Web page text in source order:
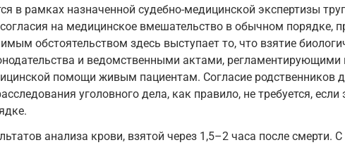
в рамках назначенной судебно-медицинской экспертизы
согласия на медицинское вмешательство в обычном
обстоятельством здесь выступает то, что взятие
и ведомственными актами,
помощи живым пациентам. Согласие родственников
уголовного дела, как правило, не требуется, если
анализа крови, взятой через 1,5–2 часа после смерти.